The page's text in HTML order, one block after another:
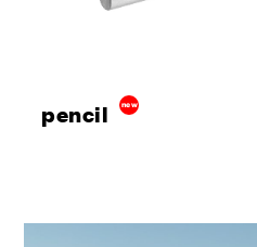
pencil new